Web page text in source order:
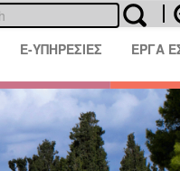
E-ΥΠΗΡΕΣΙΕΣ ΕΡΓΑ